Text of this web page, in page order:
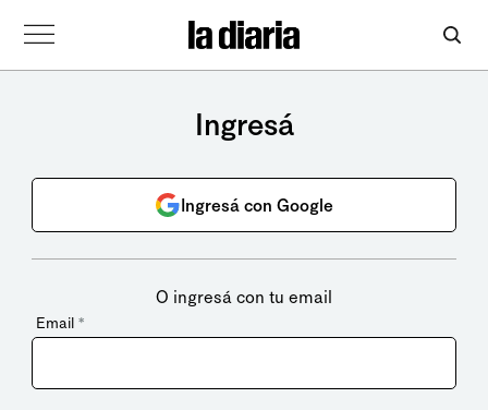
Ingresá
Ingresá con Google
O ingresá con tu email
Email *